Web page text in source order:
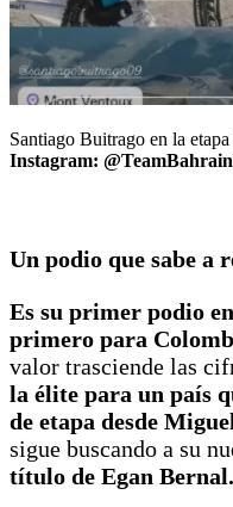
Santiago Buitrago en la
Instagram:
Un podio que sabe a
Es su primer podio
primero para
valor trasciende las
la élite para un país
de etapa desde
sigue buscando a su
título de Egan Bernal.